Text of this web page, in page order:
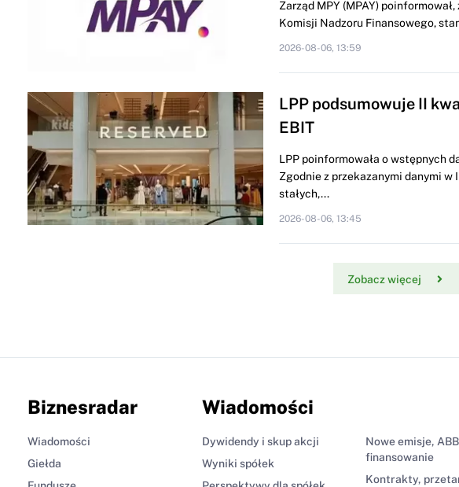
Zarząd MPY (MPAY)
Komisji Nadzoru Finansowego,
2026-08-06, 13:59
LPP podsumowuje II
EBIT
LPP poinformowała o wstępnych
Zgodnie z przekazanymi danymi w
stałych,...
2026-08-06, 13:45
Zobacz więcej
Biznesradar
Wiadomości
Giełda
Wiadomości
Dywidendy i skup akcji
Wyniki spółek
Nowe emisje,
finansowanie
Kontrakty,